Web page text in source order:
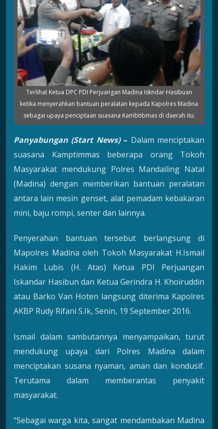
Terlihat Ketua DPC PDI Perjuangan Madina Iskndar Hasibuan
ketika menyerahkan bantuan peralatan kepada Kapolres Madina
sebagai upaya penciptaan suasana Kambtibmas di daerah itu.
Panyabungan (Start News)– Dalam menciptakan
suasana Kamptimmas beberapa orang Tokoh
Masyarakat mendukung Polres Mandailing Natal
(Madina) dengan memberikan bantuan peralatan
antara lain mesin genset, alat pemadam kebakaran
mini, baju rompi, senter dan lainnya.
Penyerahan bantuan tersebut berlangsung di
Mapolres Madina oleh Tokoh Masyarakat H.Ismail
Hakim Lubis (H. Atas) Ketua PDI Perjuangan
Iskandar Hasibun dan Ketua Gerindra H. Khoiruddin
atau Barko Van Hoten langsung diterima Kapolres
AKBP Rudy Rifani S.Ik, Senin, 19 September 2016.
Ismail dalam sambutannya menyampaikan, turut
mendukung upaya dari Polres Madina dalam
menciptakan susana nyaman, aman dan kondusif.
Terutama dalam memberantas penyakit
masyarakat.
“Sebagai warga kita, sangat mendambakan Madina